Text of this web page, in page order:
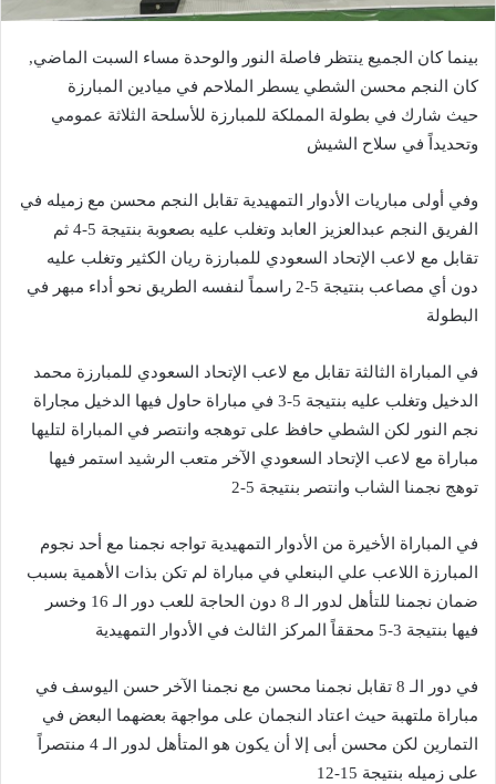
بينما كان الجميع ينتظر فاصلة النور والوحدة مساء السبت الماضي,
كان النجم محسن الشطي يسطر الملاحم في ميادين المبارزة
حيث شارك في بطولة المملكة للمبارزة للأسلحة الثلاثة عمومي
وتحديداً في سلاح الشيش
وفي أولى مباريات الأدوار التمهيدية تقابل النجم محسن مع زميله في
الفريق النجم عبدالعزيز العابد وتغلب عليه بصعوبة بنتيجة 5-4 ثم
تقابل مع لاعب الإتحاد السعودي للمبارزة ريان الكثير وتغلب عليه
دون أي مصاعب بنتيجة 5-2 راسماً لنفسه الطريق نحو أداء مبهر في
البطولة
في المباراة الثالثة تقابل مع لاعب الإتحاد السعودي للمبارزة محمد
الدخيل وتغلب عليه بنتيجة 5-3 في مباراة حاول فيها الدخيل مجاراة
نجم النور لكن الشطي حافظ على توهجه وانتصر في المباراة لتليها
مباراة مع لاعب الإتحاد السعودي الآخر متعب الرشيد استمر فيها
توهج نجمنا الشاب وانتصر بنتيجة 5-2
في المباراة الأخيرة من الأدوار التمهيدية تواجه نجمنا مع أحد نجوم
المبارزة اللاعب علي البنعلي في مباراة لم تكن بذات الأهمية بسبب
ضمان نجمنا للتأهل لدور الـ 8 دون الحاجة للعب دور الـ 16 وخسر
فيها بنتيجة 3-5 محققاً المركز الثالث في الأدوار التمهيدية
في دور الـ 8 تقابل نجمنا محسن مع نجمنا الآخر حسن اليوسف في
مباراة ملتهبة حيث اعتاد النجمان على مواجهة بعضهما البعض في
التمارين لكن محسن أبى إلا أن يكون هو المتأهل لدور الـ 4 منتصراً
على زميله بنتيجة 15-12